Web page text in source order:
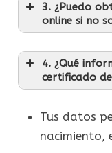
3. ¿Puedo
online si no
4. ¿Qué
certificado
Tus datos
nacimiento,